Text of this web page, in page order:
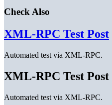
Check Also
XML-RPC Test Post
Automated test via XML-RPC.
XML-RPC Test Post
Automated test via XML-RPC.